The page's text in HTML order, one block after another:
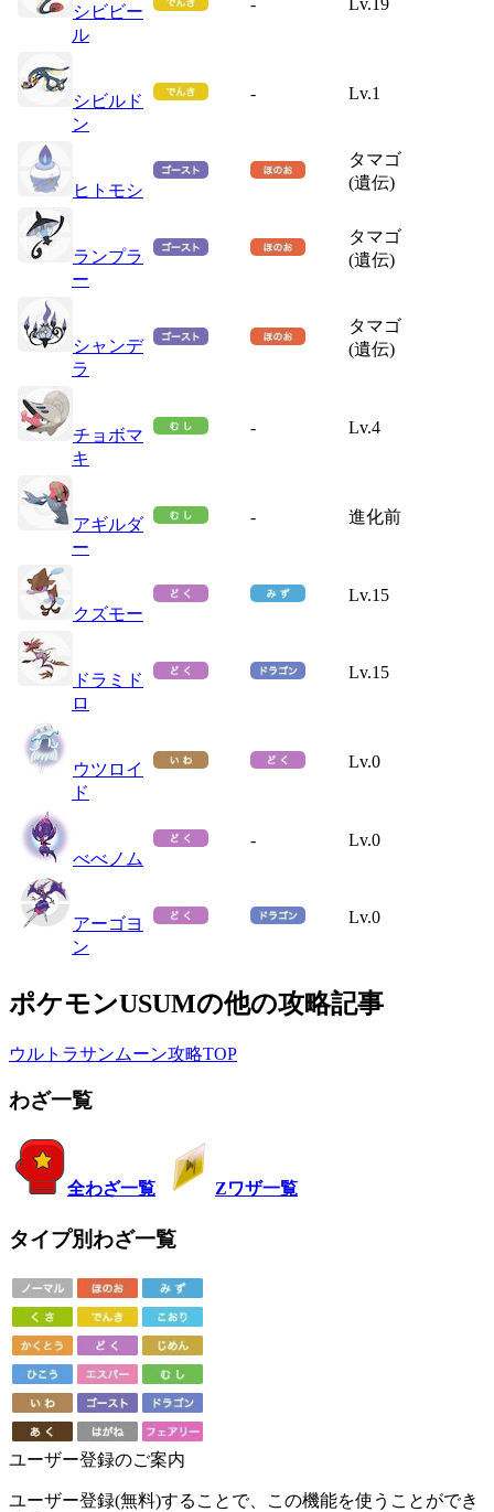
シビビー
ル
シビルド
ン
- Lv.1
ヒトモシ
タマゴ
(遺伝)
ランプラ
ー
タマゴ
(遺伝)
シャンデ
ラ
タマゴ
(遺伝)
チョボマ
キ
- Lv.4
アギルダ
ー
- 進化前
クズモー
Lv.15
ドラミド
ロ
Lv.15
ウツロイ
ド
Lv.0
べべノム
- Lv.0
アーゴヨ
ン
Lv.0
ポケモンUSUMの他の攻略記事
ウルトラサンムーン攻略TOP
わざ一覧
全わざ一覧 Zワザ一覧
タイプ別わざ一覧
ユーザー登録のご案内
ユーザー登録(無料)することで、この機能を使うことができ